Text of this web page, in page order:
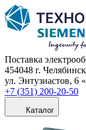
Поставка
454048 г.
ул. Энтузиастов, 6
+7 (351) 200-20-50
Каталог